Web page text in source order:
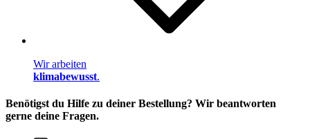
Wir arbeiten
klimabewusst.
Benötigst du Hilfe zu deiner Bestellung? Wir beantworten
gerne deine Fragen.